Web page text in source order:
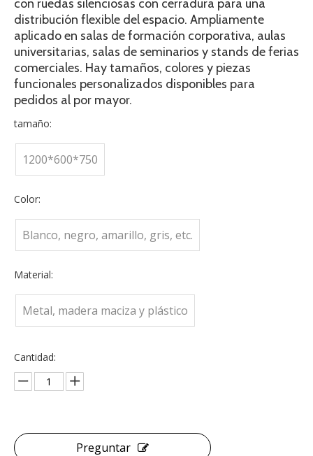
con ruedas silenciosas con cerradura para una
distribución flexible del espacio. Ampliamente
aplicado en salas de formación corporativa, aulas
universitarias, salas de seminarios y stands de ferias
comerciales. Hay tamaños, colores y piezas
funcionales personalizados disponibles para
pedidos al por mayor.
tamaño:
1200*600*750
Color:
Blanco, negro, amarillo, gris, etc.
Material:
Metal, madera maciza y plástico
Cantidad:
Preguntar